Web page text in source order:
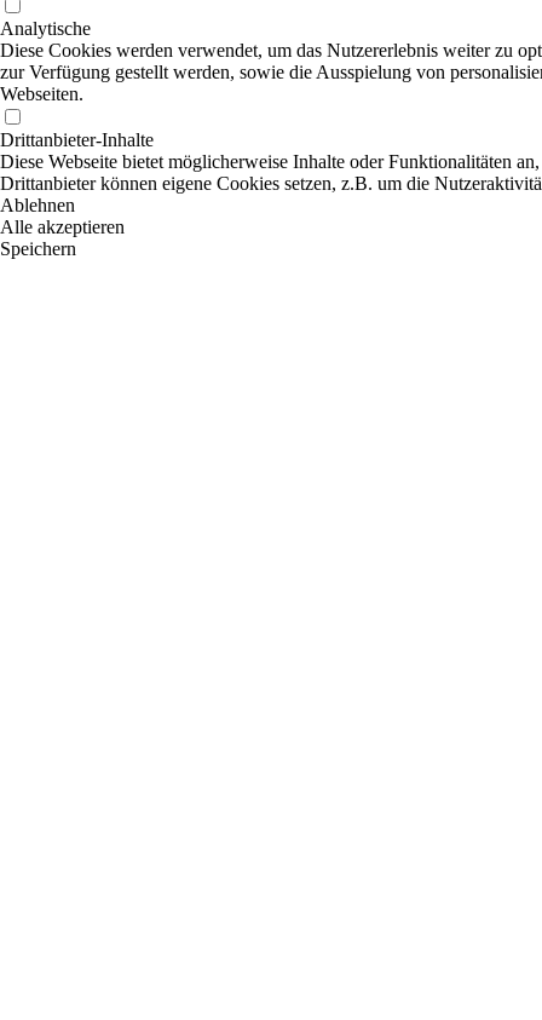
Analytische
Diese Cookies werden verwendet, um das Nutzererlebnis weiter zu
zur Verfügung gestellt werden, sowie die Ausspielung von
Webseiten.
Drittanbieter-Inhalte
Diese Webseite bietet möglicherweise Inhalte oder Funktionalitäten
Drittanbieter können eigene Cookies setzen, z.B. um die
Ablehnen
Alle akzeptieren
Speichern